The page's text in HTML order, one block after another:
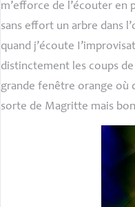
m’efforce de l’écouter en
sans effort un arbre dans
quand j’écoute
distinctement les coups
grande fenêtre orange où
sorte de Magritte mais